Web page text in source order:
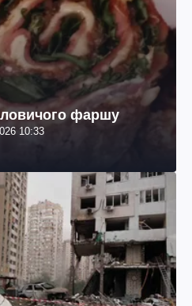
фаршу
10:33